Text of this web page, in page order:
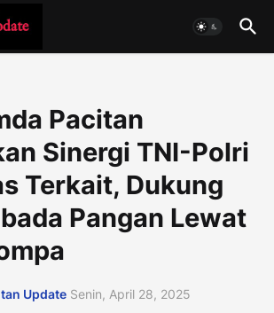
Pacitan
Sinergi TNI-Polri
Terkait, Dukung
Pangan Lewat
Update Senin, April 28, 2025